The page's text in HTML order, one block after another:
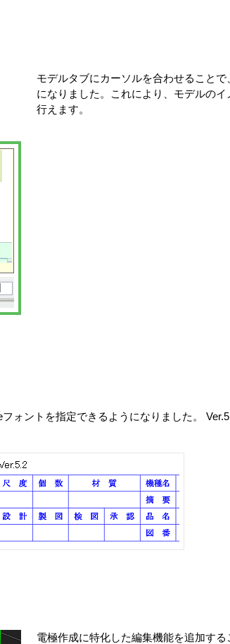
モデルタブにカーソルを合わせること
になりました。これにより、モデルの
行えます。
ォントを指定できるようになりました。
電極作成に特化した編集機能を追加する